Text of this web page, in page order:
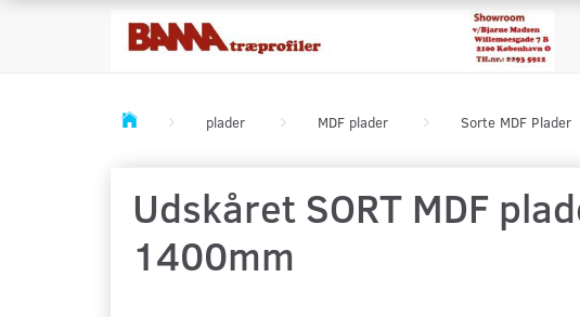
plader MDF plader Sorte MDF Plader
Udskåret SORT MDF
1400mm